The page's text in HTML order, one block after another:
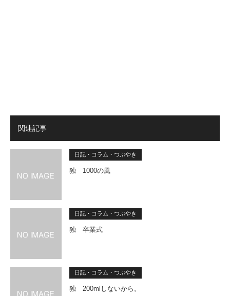
関連記事
日記・コラム・つぶやき
独 1000の風
日記・コラム・つぶやき
独 卒業式
日記・コラム・つぶやき
独 200mlしないから。